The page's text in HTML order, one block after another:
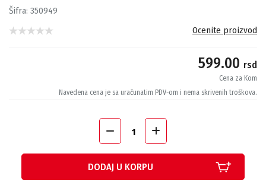
Šifra: 350949
Ocenite proizvod
599.00 rsd
Cena za Kom
Navedena cena je sa uračunatim PDV-om i nema skrivenih troškova.
DODAJ U KORPU